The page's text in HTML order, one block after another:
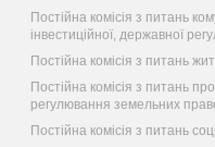
Постійна комісія з питань
інвестиційної, державної
Постійна комісія з питань
Постійна комісія з питань
регулювання земельних
Постійна комісія з питань